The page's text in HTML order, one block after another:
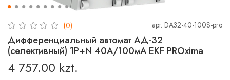
(0) арт. DA32-40-100S-pro
Дифференциальный автомат АД-32
(селективный) 1P+N 40А/100мА EKF PROxima
4 757.00 kzt.